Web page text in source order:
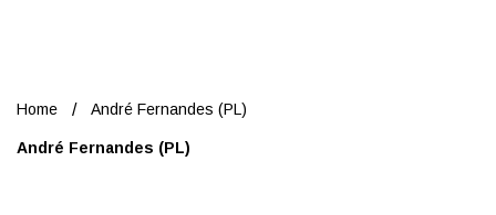
Home André Fernandes (PL)
André Fernandes (PL)